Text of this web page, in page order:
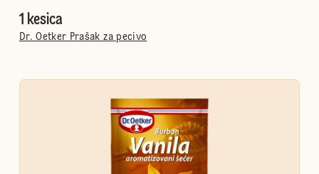
1 kesica
Dr. Oetker Prašak za pecivo